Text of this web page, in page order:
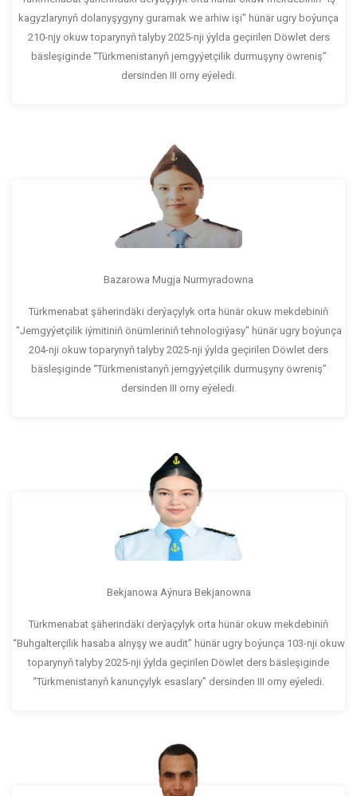
kagyzlarynyň dolanyşygyny guramak we arhiw işi" hünär ugry boýunça
210-njy okuw toparynyň talyby 2025-nji ýylda geçirilen Döwlet ders
bäsleşiginde “Türkmenistanyň jemgyýetçilik durmuşyny öwreniş”
dersinden III orny eýeledi.
Bazarowa Mugja Nurmyradowna
Türkmenabat şäherindäki derýaçylyk orta hünär okuw mekdebiniň
"Jemgyýetçilik iýmitiniň önümleriniň tehnologiýasy" hünär ugry boýunça
204-nji okuw toparynyň talyby 2025-nji ýylda geçirilen Döwlet ders
bäsleşiginde “Türkmenistanyň jemgyýetçilik durmuşyny öwreniş”
dersinden III orny eýeledi.
Bekjanowa Aýnura Bekjanowna
Türkmenabat şäherindäki derýaçylyk orta hünär okuw mekdebiniň
“Buhgalterçilik hasaba alnyşy we audit” hünär ugry boýunça 103-nji okuw
toparynyň talyby 2025-nji ýylda geçirilen Döwlet ders bäsleşiginde
“Türkmenistanyň kanunçylyk esaslary” dersinden III orny eýeledi.